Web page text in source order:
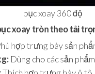
bục xoay 360 độ
xoay tròn theo tải
hợp trưng bày sản
Dùng cho các sản